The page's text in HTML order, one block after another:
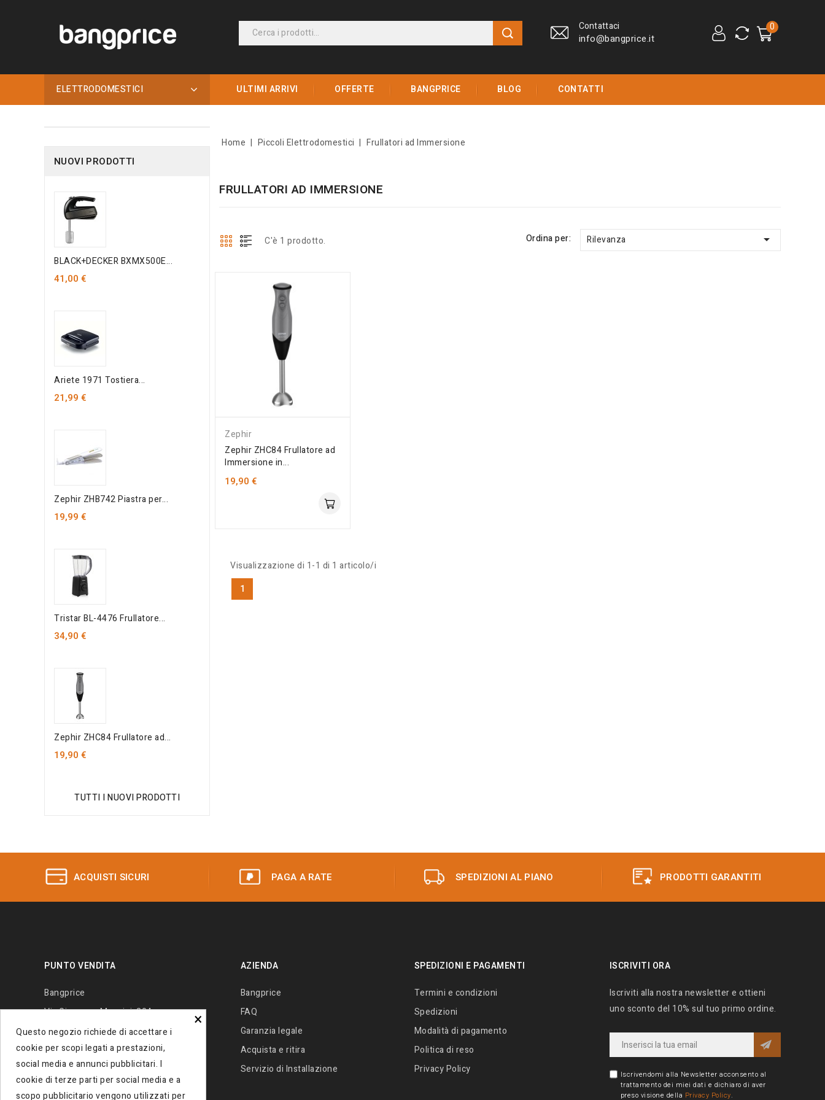
0
Contattaci
info@bangprice.it
ELETTRODOMESTICI ULTIMI ARRIVI OFFERTE BANGPRICE BLOG CONTATTI
NUOVI PRODOTTI
BLACK+DECKER BXMX500E...
41,00 €
Ariete 1971 Tostiera...
21,99 €
Zephir ZHB742 Piastra per...
19,99 €
Tristar BL-4476 Frullatore...
34,90 €
Zephir ZHC84 Frullatore ad...
19,90 €
TUTTI I NUOVI PRODOTTI
Home Piccoli Elettrodomestici Frullatori ad Immersione
FRULLATORI AD IMMERSIONE
C'è 1 prodotto. Ordina per: Rilevanza 
Zephir
Zephir ZHC84 Frullatore ad
Immersione in...
19,90 €
Visualizzazione di 1-1 di 1 articolo/i
1
ACQUISTI SICURI PAGA A RATE SPEDIZIONI AL PIANO PRODOTTI GARANTITI
PUNTO VENDITA
Bangprice
Via Giuseppe Mazzini, 204
80027 - Frattamaggiore (Na) Italia
Contattaci+390812138034
Email: info@bangprice.it
AZIENDA
Bangprice
FAQ
Garanzia legale
Acquista e ritira
Servizio di Installazione
SPEDIZIONI E PAGAMENTI
Termini e condizioni
Spedizioni
Modalità di pagamento
Politica di reso
Privacy Policy
ISCRIVITI ORA
Iscriviti alla nostra newsletter e ottieni
uno sconto del 10% sul tuo primo ordine.
Iscrivendomi alla Newsletter acconsento al
trattamento dei miei dati e dichiaro di aver
preso visione della Privacy Policy.
×
Questo negozio richiede di accettare i
cookie per scopi legati a prestazioni,
social media e annunci pubblicitari. I
cookie di terze parti per social media e a
scopo pubblicitario vengono utilizzati per